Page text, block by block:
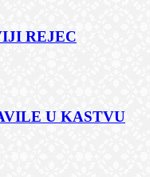
REJEC
U KASTVU